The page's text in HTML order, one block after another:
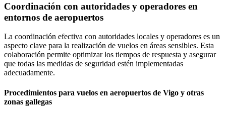
Coordinación con autoridades y operadores en
entornos de aeropuertos
La coordinación efectiva con autoridades locales y operadores es un
aspecto clave para la realización de vuelos en áreas sensibles. Esta
colaboración permite optimizar los tiempos de respuesta y asegurar
que todas las medidas de seguridad estén implementadas
adecuadamente.
Procedimientos para vuelos en aeropuertos de Vigo y otras
zonas gallegas